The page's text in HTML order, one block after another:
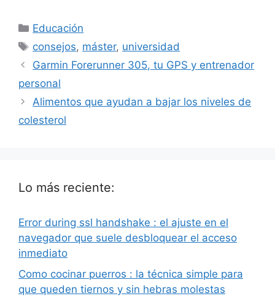
Categorías
Educación
Etiquetas
consejos, máster, universidad
Garmin Forerunner 305, tu GPS y entrenador
personal
Alimentos que ayudan a bajar los niveles de
colesterol
Lo más reciente:
Error during ssl handshake : el ajuste en el
navegador que suele desbloquear el acceso
inmediato
Como cocinar puerros : la técnica simple para
que queden tiernos y sin hebras molestas